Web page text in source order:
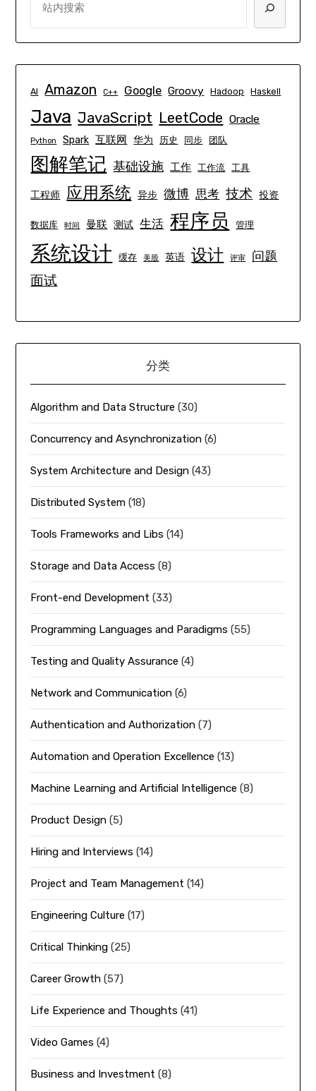
AI Amazon C++ Google Groovy Hadoop Haskell
Java JavaScript LeetCode Oracle
Python Spark 互联网 华为 历史 同步 团队
图解笔记 基础设施 工作 工作流 工具
工程师 应用系统 异步 微博 思考 技术 投资
数据库 时间 曼联 测试 生活 程序员 管理
系统设计 缓存 美股 英语 设计 评审 问题
面试
分类
Algorithm and Data Structure (30)
Concurrency and Asynchronization (6)
System Architecture and Design (43)
Distributed System (18)
Tools Frameworks and Libs (14)
Storage and Data Access (8)
Front-end Development (33)
Programming Languages and Paradigms (55)
Testing and Quality Assurance (4)
Network and Communication (6)
Authentication and Authorization (7)
Automation and Operation Excellence (13)
Machine Learning and Artificial Intelligence (8)
Product Design (5)
Hiring and Interviews (14)
Project and Team Management (14)
Engineering Culture (17)
Critical Thinking (25)
Career Growth (57)
Life Experience and Thoughts (41)
Video Games (4)
Business and Investment (8)